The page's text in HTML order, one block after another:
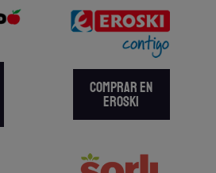
COMPRAR EN
EROSKI